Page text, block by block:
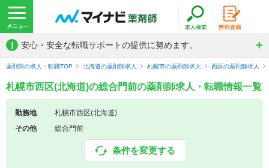
! 安心・安全な転職サポートの提供に努めます。
薬剤師の求人・転職TOP 北海道の薬剤師求人 札幌市の薬剤師求人 西区の薬剤師求人
札幌市西区(北海道)の総合門前の薬剤師求人・転職情報一覧
勤務地
札幌市西区(北海道)
その他
総合門前
条件を変更する